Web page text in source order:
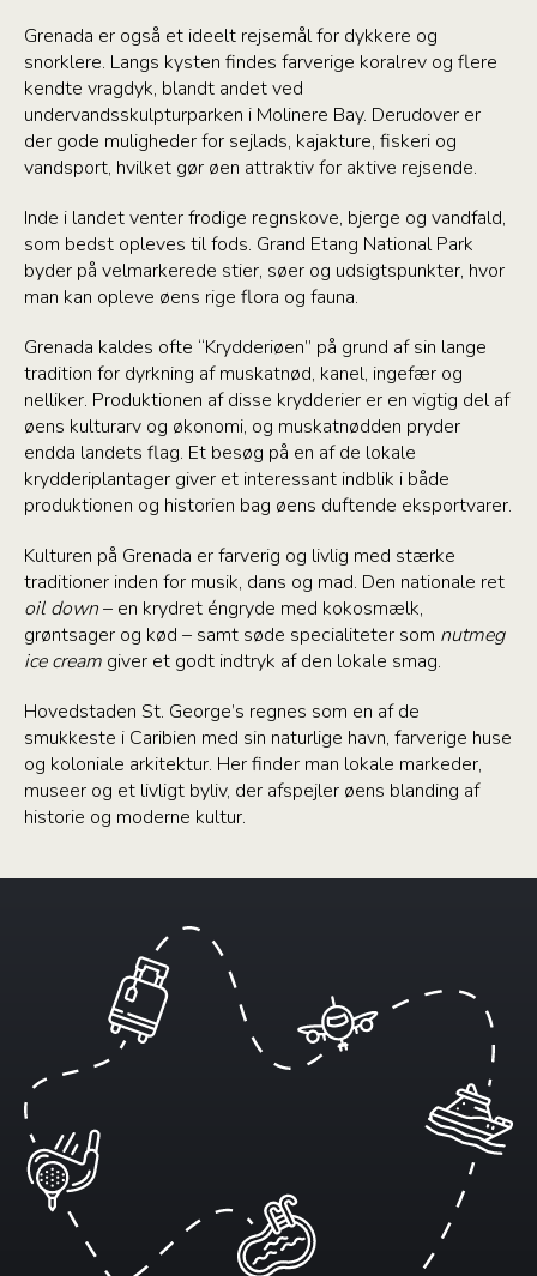
Grenada er også et ideelt rejsemål for dykkere og
snorklere. Langs kysten findes farverige koralrev og flere
kendte vragdyk, blandt andet ved
undervandsskulpturparken i Molinere Bay. Derudover er
der gode muligheder for sejlads, kajakture, fiskeri og
vandsport, hvilket gør øen attraktiv for aktive rejsende.
Inde i landet venter frodige regnskove, bjerge og vandfald,
som bedst opleves til fods. Grand Etang National Park
byder på velmarkerede stier, søer og udsigtspunkter, hvor
man kan opleve øens rige flora og fauna.
Grenada kaldes ofte “Krydderiøen” på grund af sin lange
tradition for dyrkning af muskatnød, kanel, ingefær og
nelliker. Produktionen af disse krydderier er en vigtig del af
øens kulturarv og økonomi, og muskatnødden pryder
endda landets flag. Et besøg på en af de lokale
krydderiplantager giver et interessant indblik i både
produktionen og historien bag øens duftende eksportvarer.
Kulturen på Grenada er farverig og livlig med stærke
traditioner inden for musik, dans og mad. Den nationale ret
oil down– en krydret éngryde med kokosmælk,
grøntsager og kød – samt søde specialiteter som nutmeg
ice cream giver et godt indtryk af den lokale smag.
Hovedstaden St. George’s regnes som en af de
smukkeste i Caribien med sin naturlige havn, farverige huse
og koloniale arkitektur. Her finder man lokale markeder,
museer og et livligt byliv, der afspejler øens blanding af
historie og moderne kultur.